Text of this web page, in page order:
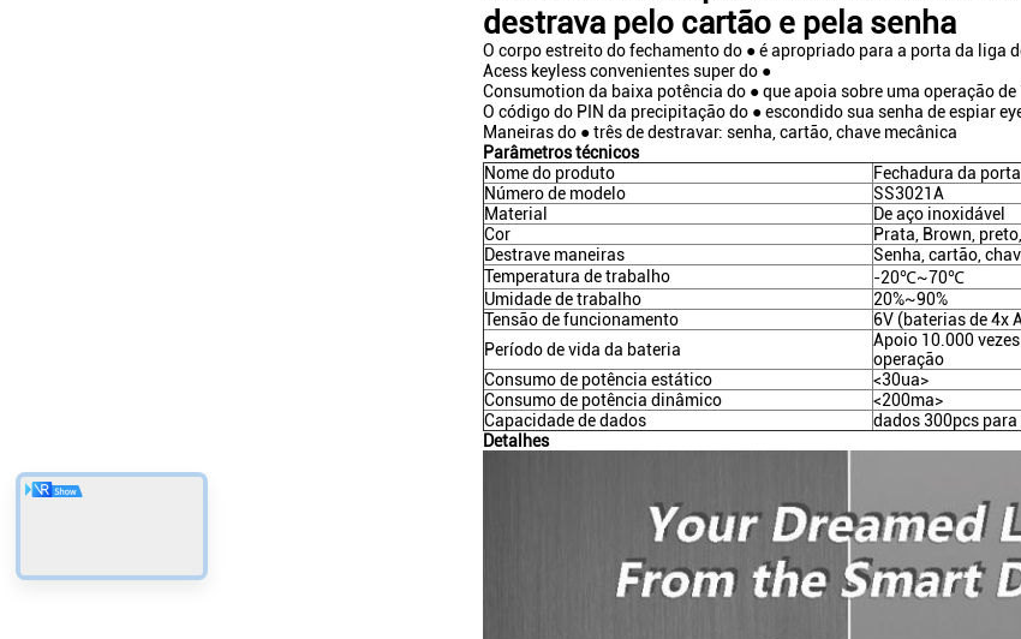
destrava pelo cartão e pela senha
O corpo estreito do fechamento do ● é apropriado para a porta da liga
Acess keyless convenientes super do ●
Consumotion da baixa potência do ● que apoia sobre uma operação de
O código do PIN da precipitação do ● escondido sua senha de espiar
Maneiras do ● três de destravar: senha, cartão, chave mecânica
Parâmetros técnicos
Nome do produto
Fechadura da
Número de modelo
SS3021A
Material
De aço inoxidável
Cor
Prata, Brown,
Destrave maneiras
Senha, cartão,
Temperatura de trabalho
-20℃~70℃
Umidade de trabalho
20%~90%
Tensão de funcionamento
6V (baterias de 4x
Período de vida da bateria
Apoio 10.000
operação
Consumo de potência estático
<30ua>
Consumo de potência dinâmico
<200ma>
Capacidade de dados
dados 300pcs
Detalhes